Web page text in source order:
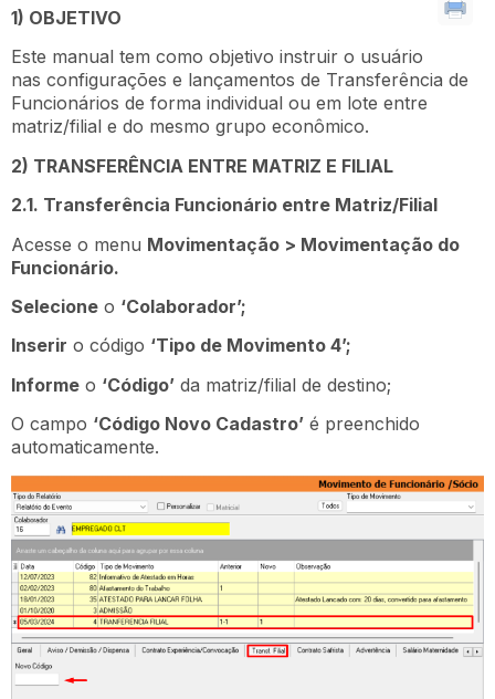
1) OBJETIVO
Este manual tem como objetivo instruir o usuário
nas configurações e lançamentos de Transferência de
Funcionários de forma individual ou em lote entre
matriz/filial e do mesmo grupo econômico.
2) TRANSFERÊNCIA ENTRE MATRIZ E FILIAL
2.1. Transferência Funcionário entre Matriz/Filial
Acesse o menu Movimentação > Movimentação do
Funcionário.
Selecione o ‘Colaborador’;
Inserir o código ‘Tipo de Movimento 4’;
Informe o ‘Código’ da matriz/filial de destino;
O campo ‘Código Novo Cadastro’ é preenchido
automaticamente.